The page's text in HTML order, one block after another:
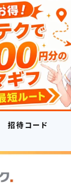
招待コード